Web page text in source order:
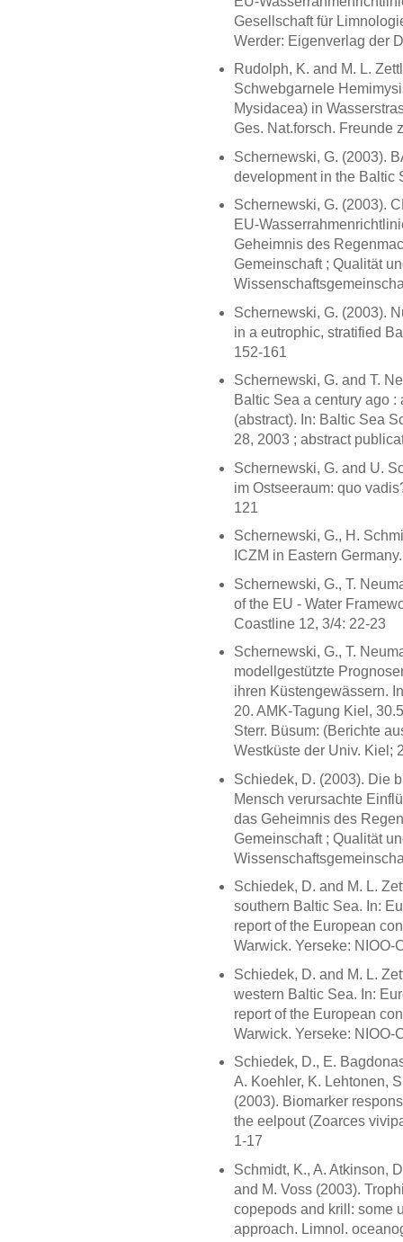
Gesellschaft für
Werder: Eigenverlag der
Rudolph, K. and M. L.
Schwebgarnele
Mysidacea) in
Ges. Nat.forsch. Freunde
Schernewski, G. (2003).
development in the Baltic
Schernewski, G. (2003).
EU-
Geheimnis des
Gemeinschaft ; Qualität
Schernewski, G. (2003).
in a eutrophic, stratified
152-161
Schernewski, G. and T.
Baltic Sea a century ago
(abstract). In: Baltic Sea
28, 2003 ; abstract
Schernewski, G. and U.
im Ostseeraum: quo
121
Schernewski, G., H.
ICZM in Eastern
Schernewski, G., T.
of the EU - Water
Coastline 12, 3/4: 22-23
Schernewski, G., T.
modellgestützte
ihren Küstengewässern.
20. AMK-Tagung Kiel,
Sterr. Büsum: (Berichte
Westküste der Univ. Kiel;
Schiedek, D. (2003). Die
Mensch verursachte
das Geheimnis des
Gemeinschaft ; Qualität
Schiedek, D. and M. L.
southern Baltic Sea. In:
report of the European
Warwick. Yerseke: NIOO-
Schiedek, D. and M. L.
western Baltic Sea. In:
report of the European
Warwick. Yerseke: NIOO-
Schiedek, D., E.
A. Koehler, K. Lehtonen,
(2003). Biomarker
the eelpout (Zoarces
1-17
Schmidt, K., A. Atkinson,
and M. Voss (2003).
copepods and krill: some
approach. Limnol.